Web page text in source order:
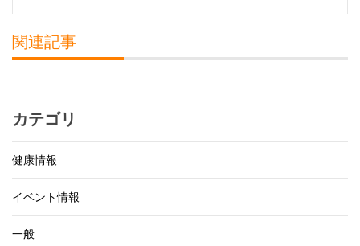
関連記事
カテゴリ
健康情報
イベント情報
一般